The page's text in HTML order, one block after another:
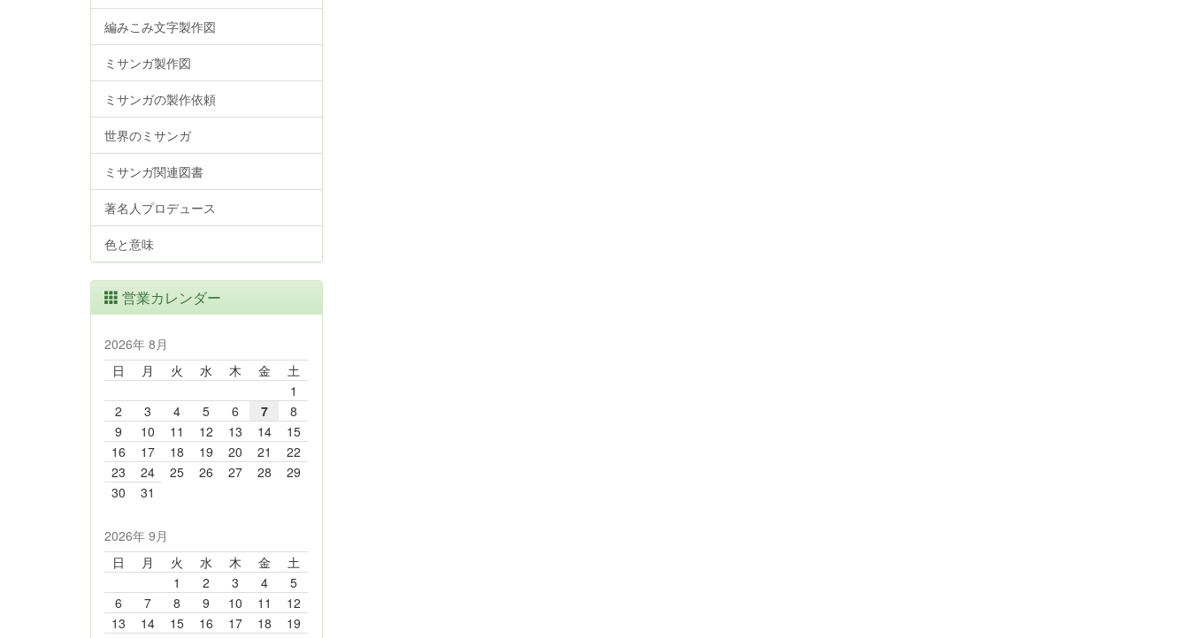
編みこみ文字製作図
ミサンガ製作図
ミサンガの製作依頼
世界のミサンガ
ミサンガ関連図書
著名人プロデュース
色と意味
営業カレンダー
2026年 8月
日
月 火 水 木 金
土
1
2
3 4 5 6 7
8
9
10 11 12 13 14
15
16
17 18 19 20 21
22
23
24 25 26 27 28
29
30
31
2026年 9月
日
月 火 水 木 金
土
1
2 3 4
5
6
7 8 9 10 11
12
13
14 15 16 17 18
19